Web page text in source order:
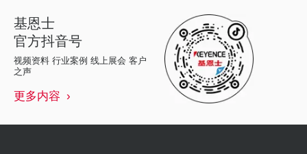
基恩士
官方抖音号
视频资料 行业案例 线上展会 客户
之声
更多内容